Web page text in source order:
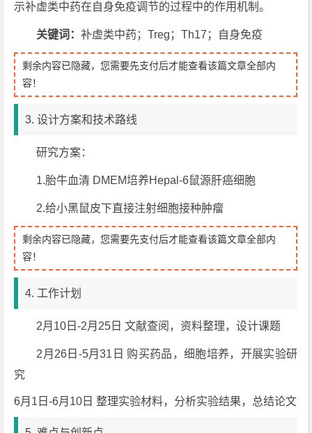
示补虚类中药在自身免疫调节的过程中的作用机制。
关键词 ：补虚类中药；Treg；Th17；自身免疫
剩余内容已隐藏，您需要先支付后才能查看该篇文章全部内
容！
3. 设计方案和技术路线
研究方案：
1.胎牛血清 DMEM培养Hepal-6鼠源肝癌细胞
2.给小黑鼠皮下直接注射细胞接种肿瘤
剩余内容已隐藏，您需要先支付后才能查看该篇文章全部内
容！
4. 工作计划
2月10日-2月25日 文献查阅，资料整理，设计课题
2月26日-5月31日 购买药品，细胞培养，开展实验研
究
6月1日-6月10日 整理实验材料，分析实验结果，总结论文